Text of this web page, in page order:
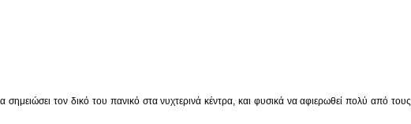
τον δικό του πανικό στα νυχτερινά κέντρα, και φυσικά να αφιερωθεί πολύ από τους